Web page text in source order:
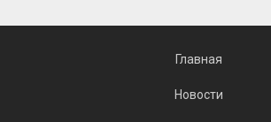
Главная
Новости